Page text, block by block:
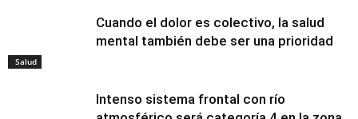
Salud
Cuando el dolor es colectivo, la salud
mental también debe ser una prioridad
Intenso sistema frontal con río